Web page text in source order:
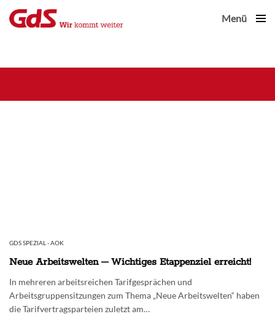
Menü
GDS SPEZIAL - AOK
Neue Arbeitswelten – Wichtiges Etappenziel erreicht!
In mehreren arbeitsreichen Tarifgesprächen und
Arbeitsgruppensitzungen zum Thema „Neue Arbeitswelten“ haben
die Tarifvertragsparteien zuletzt am…